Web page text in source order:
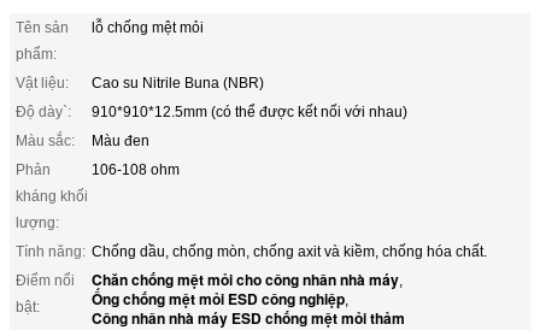
Tên sản
phẩm:
lỗ chống mệt mỏi
Vật liệu:
Cao su Nitrile Buna (NBR)
Độ dày`:
910*910*12.5mm (có thể được kết nối với nhau)
Màu sắc:
Màu đen
Phản
kháng khối
lượng:
106-108 ohm
Tính năng: Chống dầu, chống mòn, chống axit và kiềm, chống hóa chất.
Điểm nổi
bật:
Chăn chống mệt mỏi cho công nhân nhà máy,
Ống chống mệt mỏi ESD công nghiệp,
Công nhân nhà máy ESD chống mệt mỏi thảm